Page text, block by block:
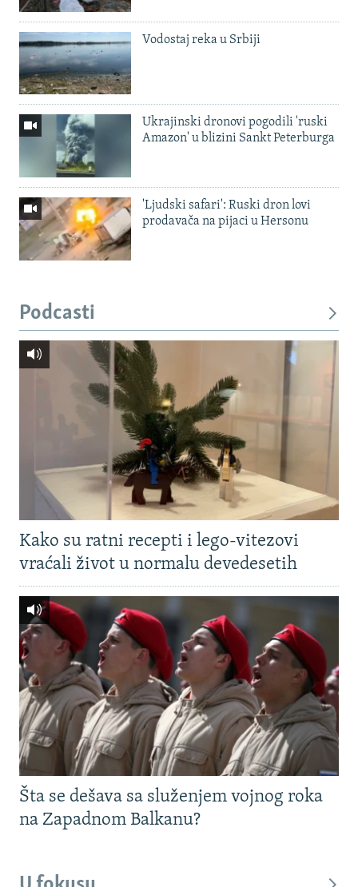
Vodostaj reka u Srbiji
Ukrajinski dronovi pogodili 'ruski
Amazon' u blizini Sankt Peterburga
'Ljudski safari': Ruski dron lovi
prodavača na pijaci u Hersonu
Podcasti
Kako su ratni recepti i lego-vitezovi
vraćali život u normalu devedesetih
Šta se dešava sa služenjem vojnog roka
na Zapadnom Balkanu?